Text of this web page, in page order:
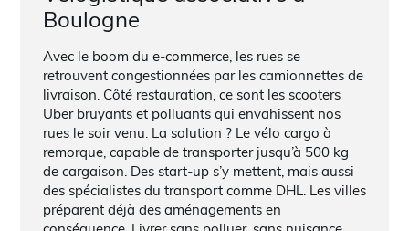
Boulogne
Avec le boom du e-commerce, les rues se
retrouvent congestionnées par les camionnettes de
livraison. Côté restauration, ce sont les scooters
Uber bruyants et polluants qui envahissent nos
rues le soir venu. La solution ? Le vélo cargo à
remorque, capable de transporter jusqu’à 500 kg
de cargaison. Des start-up s’y mettent, mais aussi
des spécialistes du transport comme DHL. Les villes
préparent déjà des aménagements en